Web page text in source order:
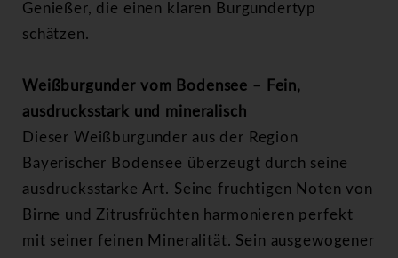
Genießer, die einen klaren Burgundertyp
schätzen.
Weißburgunder vom Bodensee – Fein,
ausdrucksstark und mineralisch
Dieser Weißburgunder aus der Region
Bayerischer Bodensee überzeugt durch seine
ausdrucksstarke Art. Seine fruchtigen Noten von
Birne und Zitrusfrüchten harmonieren perfekt
mit seiner feinen Mineralität. Sein ausgewogener